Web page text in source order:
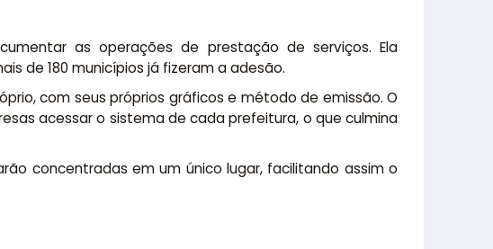
as operações de prestação de serviços. Ela
de 180 municípios já fizeram a adesão.
com seus próprios gráficos e método de emissão. O
acessar o sistema de cada prefeitura, o que culmina
concentradas em um único lugar, facilitando assim o